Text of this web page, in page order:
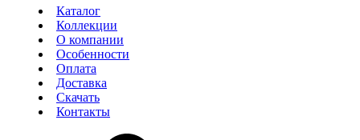
Каталог
Коллекции
О компании
Особенности
Оплата
Доставка
Скачать
Контакты